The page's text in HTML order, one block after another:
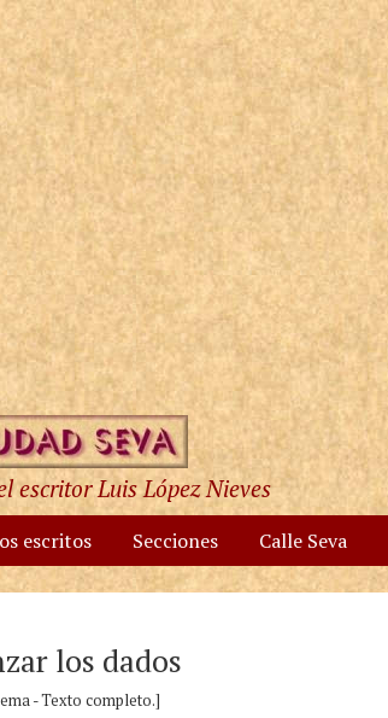
escritor Luis López Nieves
escritos Secciones Calle Seva
los dados
- Texto completo.]